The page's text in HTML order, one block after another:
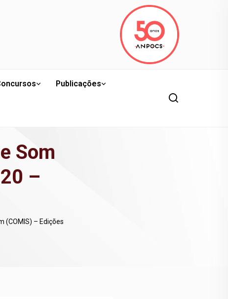
Publicações
Som
–
(COMIS) – Edições